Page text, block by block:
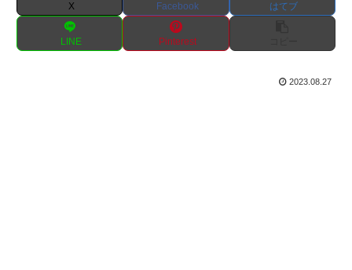
X Facebook はてブ
LINE Pinterest
2023.08.27